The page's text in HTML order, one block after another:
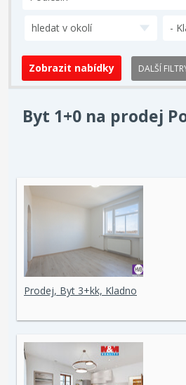
hledat v okolí -
DALŠÍ
Byt 1+0 na prodej
Prodej, Byt 3+kk, Kladno